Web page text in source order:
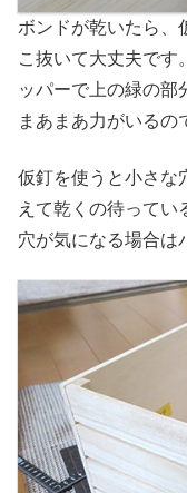
ボンドが乾いたら、
こ抜いて大丈夫です
ッパーで上の緑の部
まあまあ力がいるの
仮釘を使うと小さな
えて乾くの待ってい
穴が気になる場合は